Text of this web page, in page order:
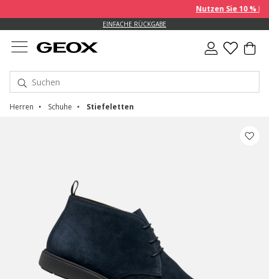
Nutzen Sie 10 %
EINFACHE RÜCKGABE
Herren Schuhe Stiefeletten